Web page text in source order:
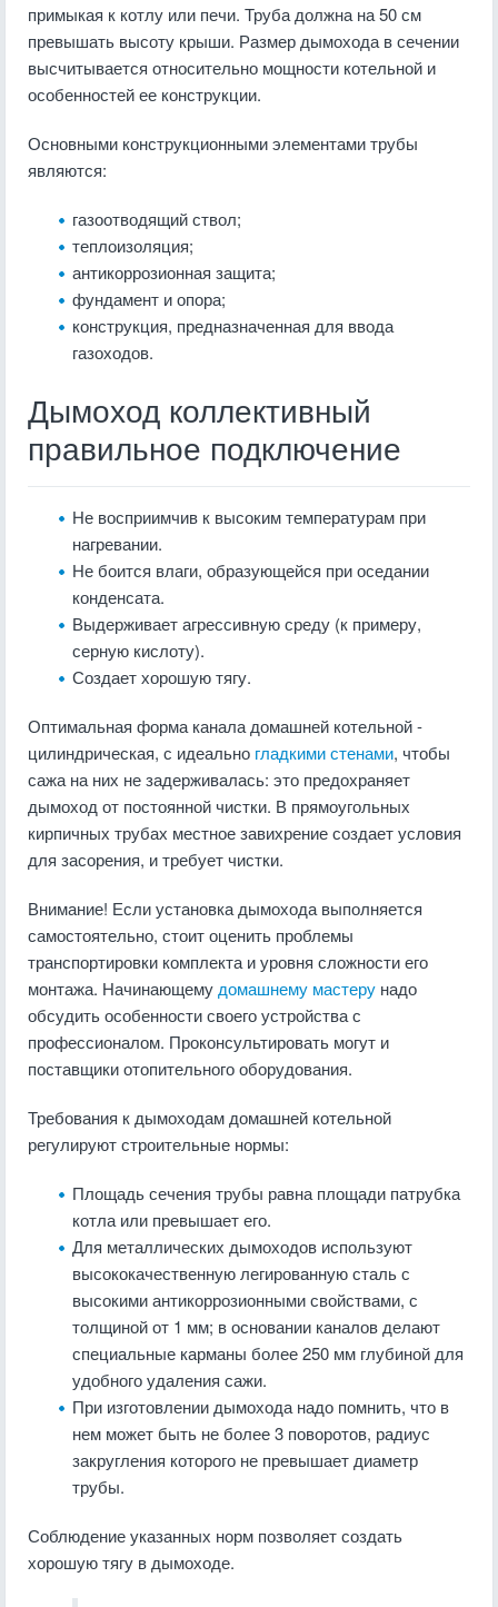
примыкая к котлу или печи. Труба должна на 50 см
превышать высоту крыши. Размер дымохода в сечении
высчитывается относительно мощности котельной и
особенностей ее конструкции.
Основными конструкционными элементами трубы
являются:
газоотводящий ствол;
теплоизоляция;
антикоррозионная защита;
фундамент и опора;
конструкция, предназначенная для ввода
газоходов.
Дымоход коллективный
правильное подключение
Не восприимчив к высоким температурам при
нагревании.
Не боится влаги, образующейся при оседании
конденсата.
Выдерживает агрессивную среду (к примеру,
серную кислоту).
Создает хорошую тягу.
Оптимальная форма канала домашней котельной -
цилиндрическая, с идеально гладкими стенами, чтобы
сажа на них не задерживалась: это предохраняет
дымоход от постоянной чистки. В прямоугольных
кирпичных трубах местное завихрение создает условия
для засорения, и требует чистки.
Внимание! Если установка дымохода выполняется
самостоятельно, стоит оценить проблемы
транспортировки комплекта и уровня сложности его
монтажа. Начинающему домашнему мастеру надо
обсудить особенности своего устройства с
профессионалом. Проконсультировать могут и
поставщики отопительного оборудования.
Требования к дымоходам домашней котельной
регулируют строительные нормы:
Площадь сечения трубы равна площади патрубка
котла или превышает его.
Для металлических дымоходов используют
высококачественную легированную сталь с
высокими антикоррозионными свойствами, с
толщиной от 1 мм; в основании каналов делают
специальные карманы более 250 мм глубиной для
удобного удаления сажи.
При изготовлении дымохода надо помнить, что в
нем может быть не более 3 поворотов, радиус
закругления которого не превышает диаметр
трубы.
Соблюдение указанных норм позволяет создать
хорошую тягу в дымоходе.